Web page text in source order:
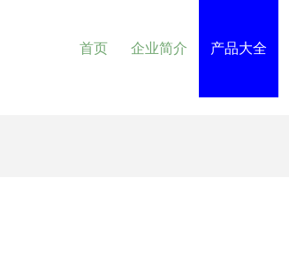
首页 企业简介 产品大全